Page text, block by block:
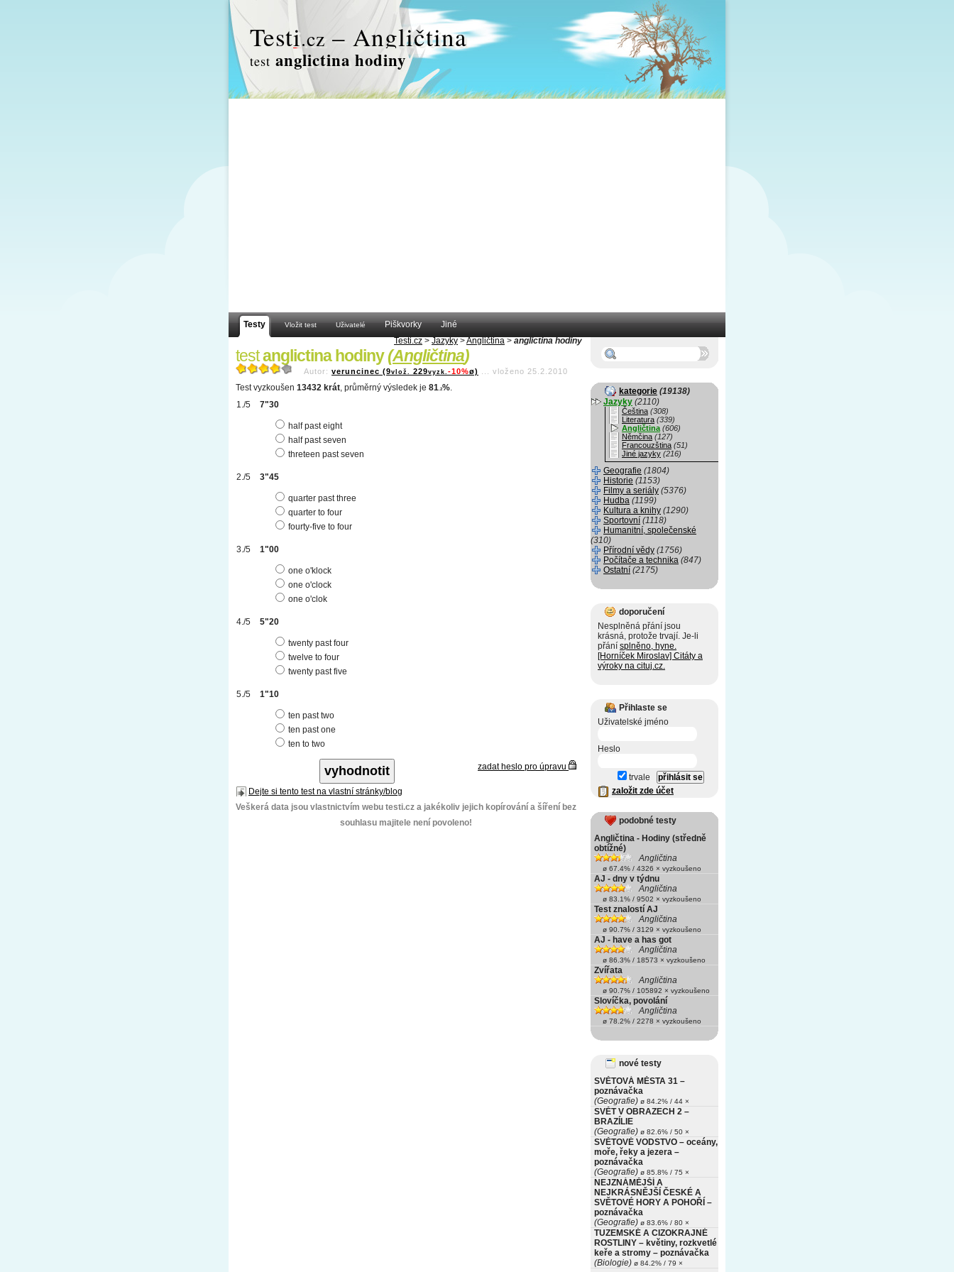
Testi.cz – Angličtina
test anglictina hodiny
Testy Vložit test Uživatelé Piškvorky
Jiné
Testi.cz > Jazyky >Angličtina > anglictina hodiny
testanglictina hodiny(Angličtina)
Autor: veruncinec (9vlož. 229vyzk. -10%ø) vloženo 25.2.2010
Test vyzkoušen 13432 krát, průměrný výsledek je 81 .2%.
7"30
half past eight
half past seven
threteen past seven
3"45
quarter past three
quarter to four
fourty-five to four
1"00
one o'klock
one o'clock
one o'clok
5"20
twenty past four
twelve to four
twenty past five
1"10
ten past two
ten past one
ten to two
zadat heslo pro úpravu
Dejte si tento test na vlastní stránky/blog
Veškerá data jsou vlastnictvím webu testi.cz a jakékoliv jejich kopírování a šíření bez
souhlasu majitele není povoleno!
kategorie (19138)
Jazyky (2110)
Čeština (308)
Literatura (339)
Angličtina (606)
Němčina (127)
Francouzština (51)
Jiné jazyky (216)
Geografie (1804)
Historie (1153)
Filmy a seriály (5376)
Hudba (1199)
Kultura a knihy (1290)
Sportovní (1118)
Humanitní, společenské
(310)
Přírodní vědy (1756)
Počítače a technika (847)
Ostatní (2175)
doporučení
Nesplněná přání jsou
krásná, protože trvají. Je-li
přání splněno, hyne.
[Horníček Miroslav] Citáty a
výroky na cituj.cz.
Přihlaste se
Uživatelské jméno
Heslo
trvale
založit zde účet
podobné testy
Angličtina - Hodiny (středně
obtížné)
Angličtina
ø 67.4% / 4326 × vyzkoušeno
AJ - dny v týdnu
Angličtina
ø 83.1% / 9502 × vyzkoušeno
Test znalostí AJ
Angličtina
ø 90.7% / 3129 × vyzkoušeno
AJ - have a has got
Angličtina
ø 86.3% / 18573 × vyzkoušeno
Zvířata
Angličtina
ø 90.7% / 105892 × vyzkoušeno
Slovíčka, povolání
Angličtina
ø 78.2% / 2278 × vyzkoušeno
nové testy
SVĚTOVÁ MĚSTA 31 –
poznávačka
(Geografie) ø 84.2% / 44 ×
SVĚT V OBRAZECH 2 –
BRAZÍLIE
(Geografie) ø 82.6% / 50 ×
SVĚTOVÉ VODSTVO – oceány,
moře, řeky a jezera –
poznávačka
(Geografie) ø 85.8% / 75 ×
NEJZNÁMĚJŠÍ A
NEJKRÁSNĚJŠÍ ČESKÉ A
SVĚTOVÉ HORY A POHOŘÍ –
poznávačka
(Geografie) ø 83.6% / 80 ×
TUZEMSKÉ A CIZOKRAJNÉ
ROSTLINY – květiny, rozkvetlé
keře a stromy – poznávačka
(Biologie) ø 84.2% / 79 ×